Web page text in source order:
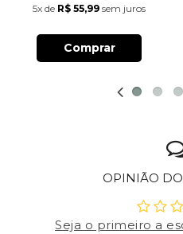
5x de R$ 55,99 sem juros
Comprar
OPINIÃO
Seja o primeiro a